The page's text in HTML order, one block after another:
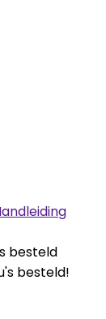
besteld
besteld!